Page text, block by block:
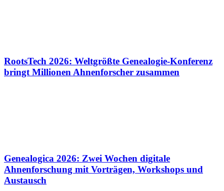
RootsTech 2026: Weltgrößte Genealogie-Konferenz
bringt Millionen Ahnenforscher zusammen
Genealogica 2026: Zwei Wochen digitale
Ahnenforschung mit Vorträgen, Workshops und
Austausch